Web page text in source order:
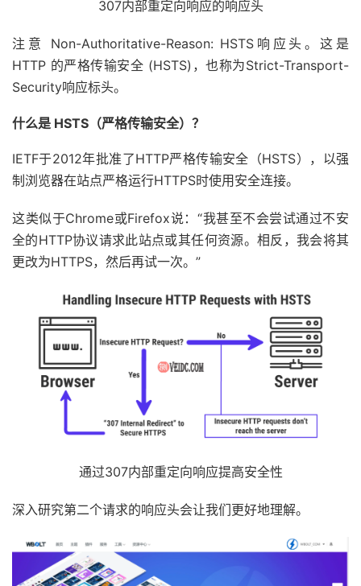
307内部重定向响应的响应头
注意 Non-Authoritative-Reason: HSTS响应头。这是
HTTP 的严格传输安全 (HSTS)，也称为Strict-Transport-
Security响应标头。
什么是 HSTS（严格传输安全）？
IETF于2012年批准了HTTP严格传输安全（HSTS），以强
制浏览器在站点严格运行HTTPS时使用安全连接。
这类似于Chrome或Firefox说：“我甚至不会尝试通过不安
全的HTTP协议请求此站点或其任何资源。相反，我会将其
更改为HTTPS，然后再试一次。”
通过307内部重定向响应提高安全性
深入研究第二个请求的响应头会让我们更好地理解。